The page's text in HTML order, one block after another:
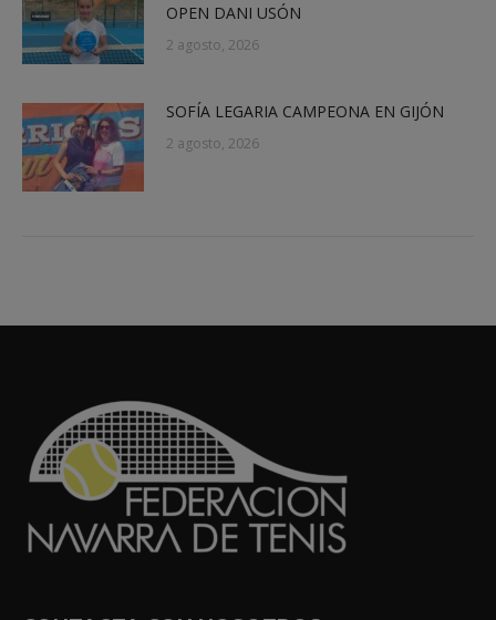
OPEN DANI USÓN
2 agosto, 2026
SOFÍA LEGARIA CAMPEONA EN GIJÓN
2 agosto, 2026